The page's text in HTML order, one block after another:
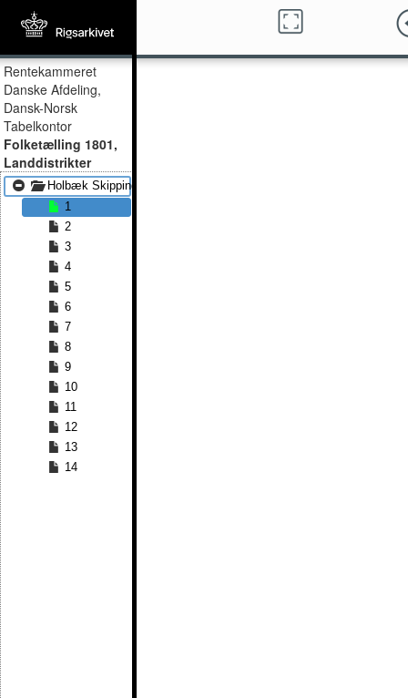
Rentekammeret
Danske Afdeling,
Dansk-Norsk
Tabelkontor
Folketælling 1801,
Landdistrikter
Holbæk Skippinge Bjergsted
1
2
3
4
5
6
7
8
9
10
11
12
13
14